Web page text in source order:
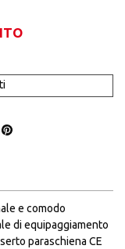
e comodo
di equipaggiamento
paraschiena CE